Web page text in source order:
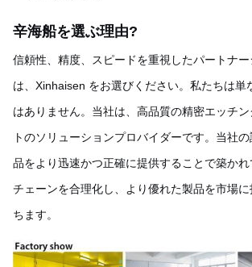
辛海船を選ぶ理由?
信頼性、精度、スピードを重視したパートナ
は、Xinhaisen をお選びください。私たちは単
はありません。当社は、高品質の精密エッチ
トのソリューションプロバイダーです。当社
品をより迅速かつ正確に提供することで築か
チェーンを合理化し、より優れた製品を市場
ちます。